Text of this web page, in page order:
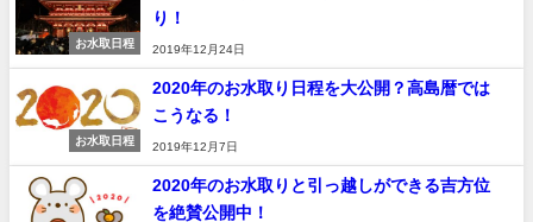
お水取日程
り！
2019年12月24日
お水取日程
2020年のお水取り日程を大公開？高島暦では
こうなる！
2019年12月7日
2020年のお水取りと引っ越しができる吉方位
を絶賛公開中！